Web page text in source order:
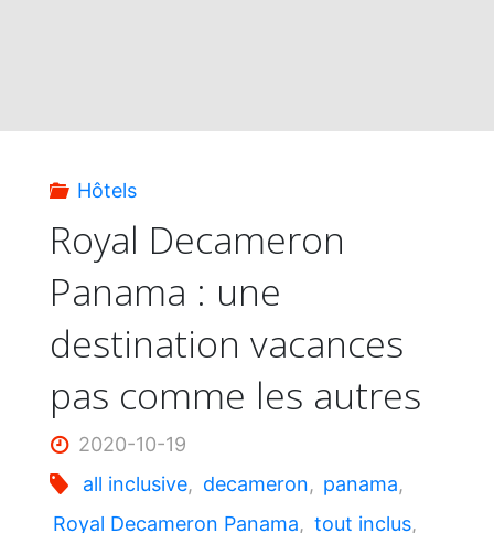
Hôtels
Royal Decameron
Panama : une
destination vacances
pas comme les autres
2020-10-19
all inclusive, decameron, panama,
Royal Decameron Panama, tout inclus,